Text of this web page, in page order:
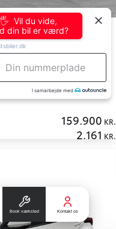
6g
159.900 KR.
2.161 KR.
Book værksted Kontakt os
🖐 Vil du vide,
din bil er værd?
I samarbejde med